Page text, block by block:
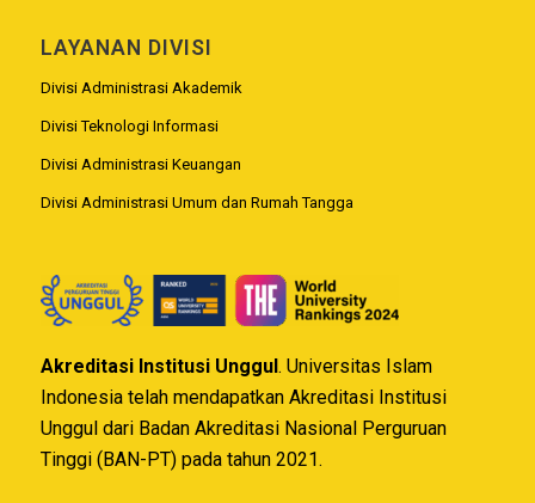
LAYANAN DIVISI
Divisi Administrasi Akademik
Divisi Teknologi Informasi
Divisi Administrasi Keuangan
Divisi Administrasi Umum dan Rumah Tangga
Akreditasi Institusi Unggul . Universitas Islam
Indonesia telah mendapatkan Akreditasi Institusi
Unggul dari Badan Akreditasi Nasional Perguruan
Tinggi (BAN-PT) pada tahun 2021.